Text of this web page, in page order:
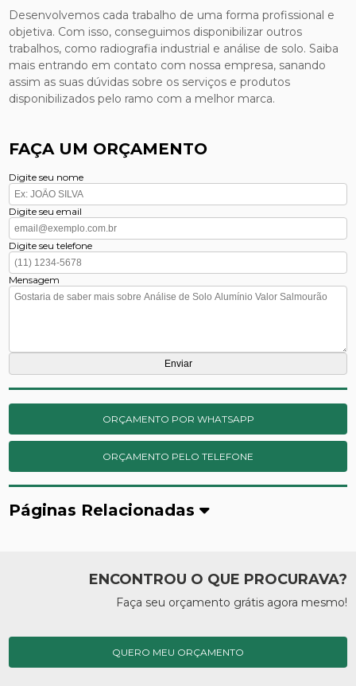
Desenvolvemos cada trabalho de uma forma profissional e
objetiva. Com isso, conseguimos disponibilizar outros
trabalhos, como radiografia industrial e análise de solo. Saiba
mais entrando em contato com nossa empresa, sanando
assim as suas dúvidas sobre os serviços e produtos
disponibilizados pelo ramo com a melhor marca.
FAÇA UM ORÇAMENTO
Digite seu nome
Digite seu email
Digite seu telefone
Mensagem
ORÇAMENTO POR WHATSAPP
ORÇAMENTO PELO TELEFONE
Páginas Relacionadas
ENCONTROU O QUE PROCURAVA?
Faça seu orçamento grátis agora mesmo!
QUERO MEU ORÇAMENTO